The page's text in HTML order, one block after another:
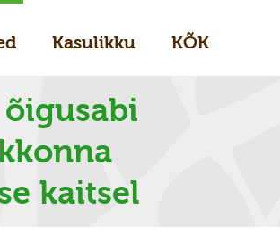
Kasulikku KÕK
kaitsel